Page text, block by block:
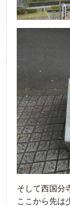
そして西国分
ここから先は